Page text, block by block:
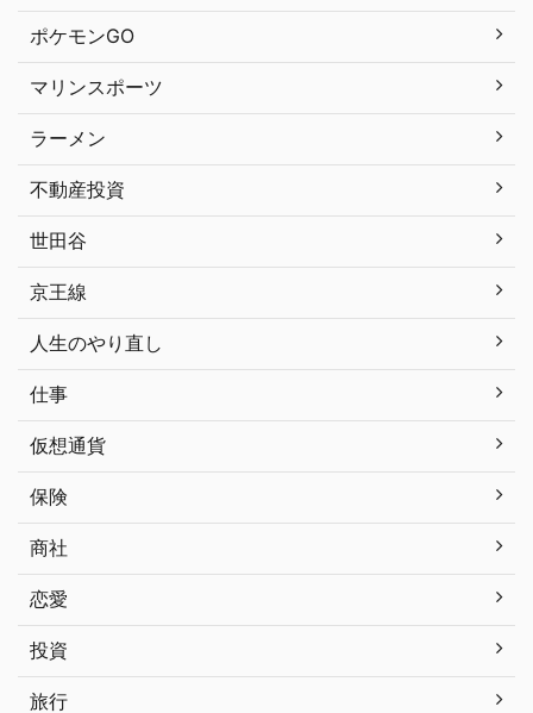
ポケモンGO
マリンスポーツ
ラーメン
不動産投資
世田谷
京王線
人生のやり直し
仕事
仮想通貨
保険
商社
恋愛
投資
旅行